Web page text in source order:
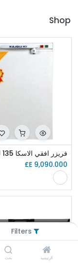
Filters
الرئيسية بحث
Shop
9,090.000
E£